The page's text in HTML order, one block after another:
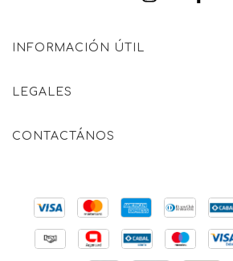
INFORMACIÓN ÚTIL
LEGALES
CONTACTÁNOS